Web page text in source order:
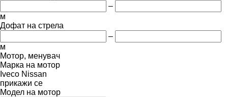
–
м
Дофат на стрела
–
м
Мотор, менувач
Марка на мотор
Iveco Nissan
прикажи се
Модел на мотор